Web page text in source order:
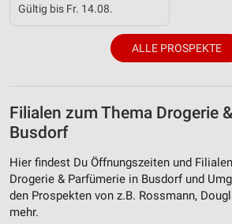
Gültig bis Fr. 14.08.
ALLE PROSPEKTE
Filialen zum Thema Drogerie
Busdorf
Hier findest Du Öffnungszeiten und
Drogerie & Parfümerie in Busdorf und
den Prospekten von z.B. Rossmann,
mehr.